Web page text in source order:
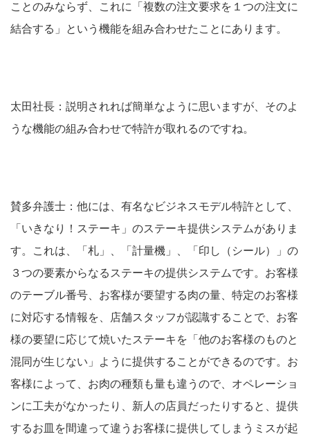
ことのみならず、これに「複数の注文要求を１つの注文に
結合する」という機能を組み合わせたことにあります。
太田社長：説明されれば簡単なように思いますが、そのよ
うな機能の組み合わせで特許が取れるのですね。
賛多弁護士：他には、有名なビジネスモデル特許として、
「いきなり！ステーキ」のステーキ提供システムがありま
す。これは、「札」、「計量機」、「印し（シール）」の
３つの要素からなるステーキの提供システムです。お客様
のテーブル番号、お客様が要望する肉の量、特定のお客様
に対応する情報を、店舗スタッフが認識することで、お客
様の要望に応じて焼いたステーキを「他のお客様のものと
混同が生じない」ように提供することができるのです。お
客様によって、お肉の種類も量も違うので、オペレーショ
ンに工夫がなかったり、新人の店員だったりすると、提供
するお皿を間違って違うお客様に提供してしまうミスが起